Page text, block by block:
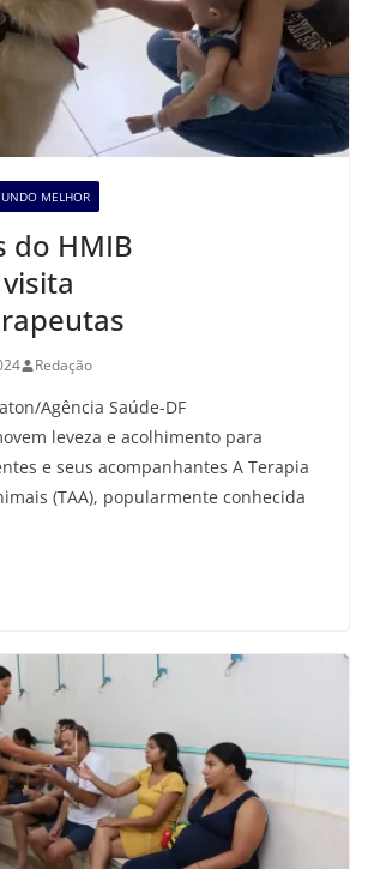
MELHOR
do HMIB
Redação
Agência Saúde-DF
leveza e acolhimento para
e seus acompanhantes A Terapia
(TAA), popularmente conhecida